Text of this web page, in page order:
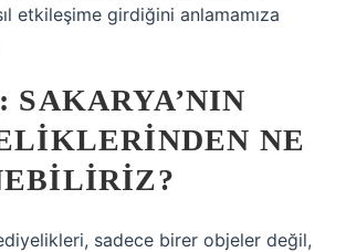
etkileşime girdiğini anlamamıza
SAKARYA’NIN
NE
sadece birer objeler değil,